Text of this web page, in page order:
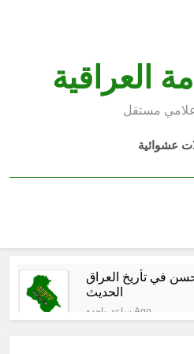
العراقية
مستقل
عشوائية
في تأريخ العراق
الحديث
ساعة واحدة Ago